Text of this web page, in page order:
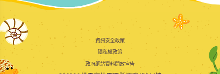
資訊安全政策
隱私權政策
政府網站資料開放宣告